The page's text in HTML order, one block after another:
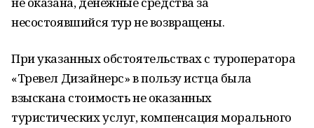
несостоявшийся тур не возвращены.
При указанных обстоятельствах с туроператора
«Тревел Дизайнерс» в пользу истца была
взыскана стоимость не оказанных
туристических услуг, компенсация морального